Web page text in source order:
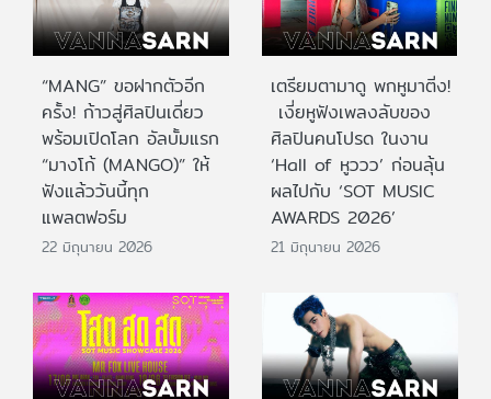
“MANG” ขอฝากตัวอีก
ครั้ง! ก้าวสู่ศิลปินเดี่ยว
พร้อมเปิดโลก อัลบั้มแรก
“มางโก้ (MANGO)” ให้
ฟังแล้ววันนี้ทุก
แพลตฟอร์ม
22 มิถุนายน 2026
เตรียมตามาดู พกหูมาติ่ง!
เงี่ยหูฟังเพลงลับของ
ศิลปินคนโปรด ในงาน
‘Hall of หูววว’ ก่อนลุ้น
ผลไปกับ ‘SOT MUSIC
AWARDS 2026’
21 มิถุนายน 2026